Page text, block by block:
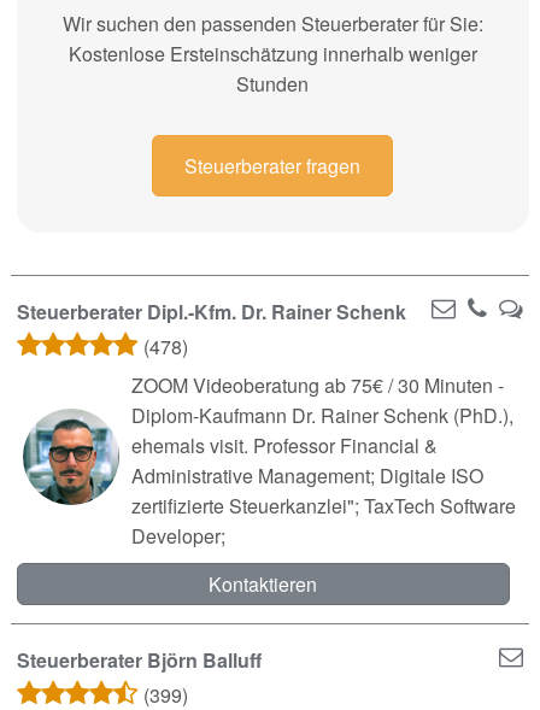
Wir suchen den passenden Steuerberater für Sie:
Kostenlose Ersteinschätzung innerhalb weniger
Stunden
Steuerberater fragen
Steuerberater Dipl.-Kfm. Dr. Rainer Schenk
(478)
ZOOM Videoberatung ab 75€ / 30 Minuten -
Diplom-Kaufmann Dr. Rainer Schenk (PhD.),
ehemals visit. Professor Financial &
Administrative Management; Digitale ISO
zertifizierte Steuerkanzlei"; TaxTech Software
Developer;
Kontaktieren
Steuerberater Björn Balluff
(399)